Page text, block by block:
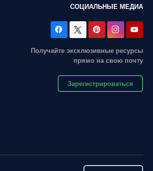
СОЦИАЛЬНЫЕ МЕДИА
Получайте эксклюзивные ресурсы
прямо на свою почту
Зарегистрироваться